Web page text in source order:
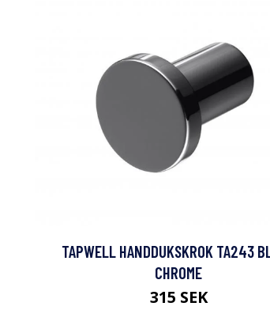
TAPWELL HANDDUKSKROK TA243
CHROME
315 SEK